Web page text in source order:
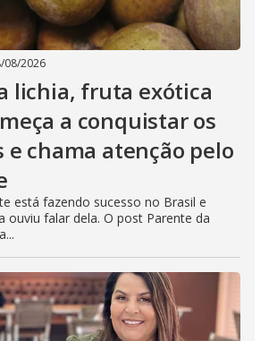
08/2026
lichia, fruta exótica
a conquistar os
e chama atenção pelo
está fazendo sucesso no Brasil e
ouviu falar dela. O post Parente da